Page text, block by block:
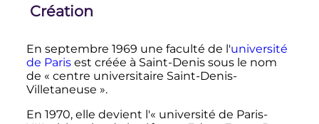
Création
En septembre 1969 une faculté de l'université
de Parisest créée à Saint-Denis sous le nom
de « centre universitaire Saint-Denis-
Villetaneuse ».
En 1970, elle devient l'« université de Paris-